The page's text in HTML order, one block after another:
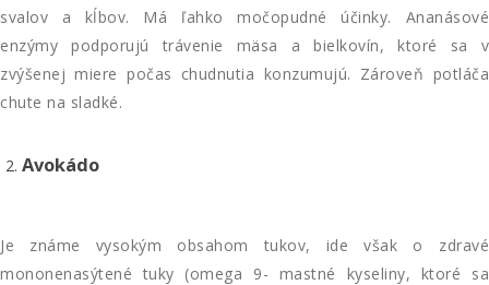
svalov a kĺbov. Má ľahko močopudné účinky. Ananásové
enzýmy podporujú trávenie mäsa a bielkovín, ktoré sa v
zvýšenej miere počas chudnutia konzumujú. Zároveň potláča
chute na sladké.
Avokádo
Je známe vysokým obsahom tukov, ide však o zdravé
mononenasýtené tuky (omega 9- mastné kyseliny, ktoré sa